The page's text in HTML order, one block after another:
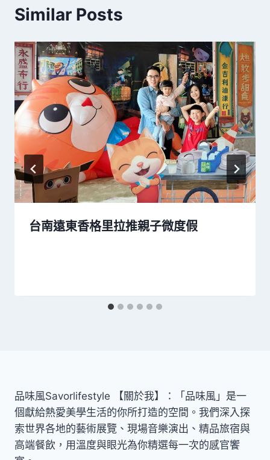
Similar Posts
台南遠東香格里拉推親子微度假
品味風Savorlifestyle 【關於我】：「品味風」是一
個獻給熱愛美學生活的你所打造的空間。我們深入探
索世界各地的藝術展覽、現場音樂演出、精品旅宿與
高端餐飲，用溫度與眼光為你精選每一次的感官饗